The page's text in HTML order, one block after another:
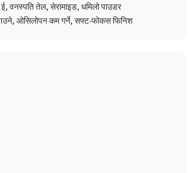
ई, वनस्पति तेल, सेरामाइड, धमिलो पाउडर
ओसिलोपन कम गर्ने, सफ्ट-फोकस फिनिश